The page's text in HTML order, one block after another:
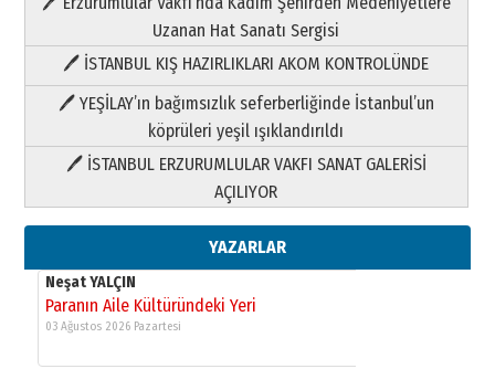
Uzanan Hat Sanatı Sergisi
🖊 İSTANBUL KIŞ HAZIRLIKLARI AKOM KONTROLÜNDE
🖊 YEŞİLAY’ın bağımsızlık seferberliğinde İstanbul’un
köprüleri yeşil ışıklandırıldı
🖊 İSTANBUL ERZURUMLULAR VAKFI SANAT GALERİSİ
AÇILIYOR
YAZARLAR
Paranın Aile Kültüründeki Yeri
03 Ağustos 2026 Pazartesi
Yıldırım Gündoğdu
HAVVA’NIN ÜÇ KIZI
09 Temmuz 2026 Perşembe
Yusuf POLAT
Neşat YALÇIN
Paranın Aile Kültüründeki Yeri